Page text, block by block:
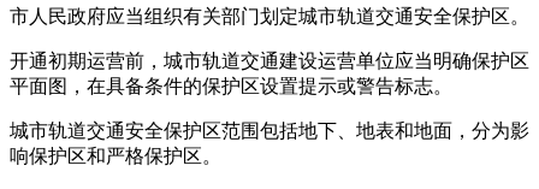
市人民政府应当组织有关部门划定城市轨道交通安全保护区。
开通初期运营前，城市轨道交通建设运营单位应当明确保护区
平面图，在具备条件的保护区设置提示或警告标志。
城市轨道交通安全保护区范围包括地下、地表和地面，分为影
响保护区和严格保护区。